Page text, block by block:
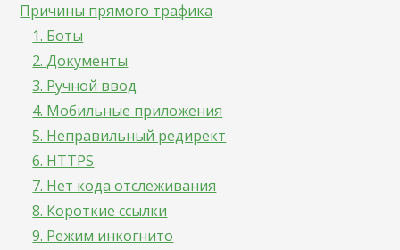
Причины прямого трафика
1. Боты
2. Документы
3. Ручной ввод
4. Мобильные приложения
5. Неправильный редирект
6. HTTPS
7. Нет кода отслеживания
8. Короткие ссылки
9. Режим инкогнито